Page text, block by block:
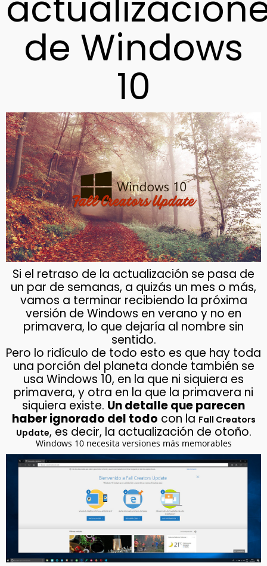
de Windows
10
Si el retraso de la actualización se pasa de
un par de semanas, a quizás un mes o más,
vamos a terminar recibiendo la próxima
versión de Windows en verano y no en
primavera, lo que dejaría al nombre sin
sentido.
Pero lo ridículo de todo esto es que hay toda
una porción del planeta donde también se
usa Windows 10, en la que ni siquiera es
primavera, y otra en la que la primavera ni
siquiera existe. Un detalle que parecen
haber ignorado del todo con la Fall Creators
Update, es decir, la actualización de otoño.
Windows 10 necesita versiones más memorables